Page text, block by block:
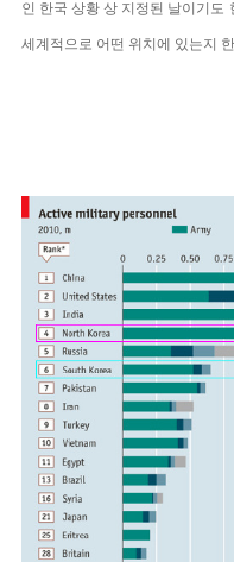
인 한국 상황 상 지정된 날이기도
세계적으로 어떤 위치에 있는지